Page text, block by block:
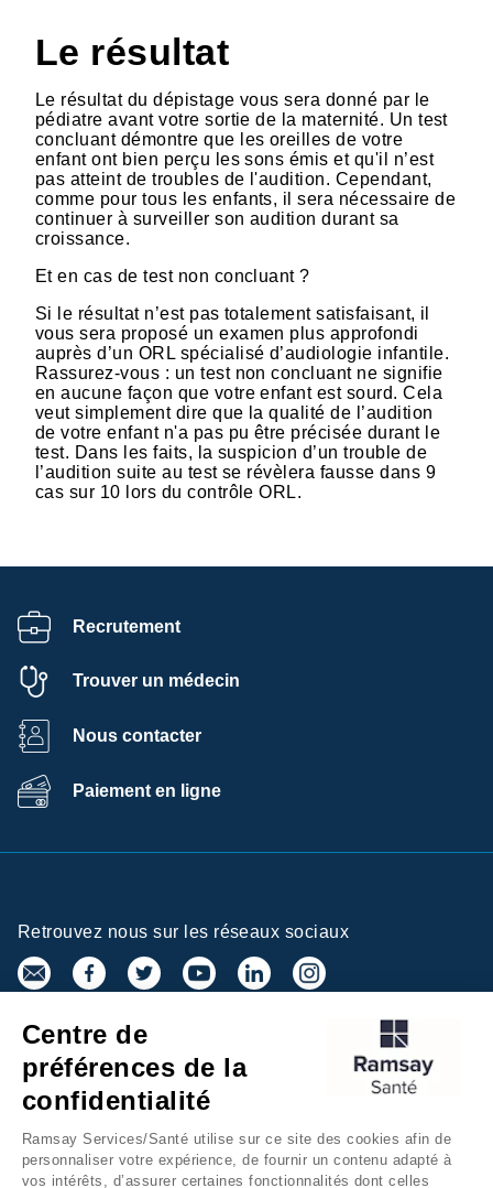
Le résultat
Le résultat du dépistage vous sera donné par le
pédiatre avant votre sortie de la maternité. Un test
concluant démontre que les oreilles de votre
enfant ont bien perçu les sons émis et qu'il n’est
pas atteint de troubles de l'audition. Cependant,
comme pour tous les enfants, il sera nécessaire de
continuer à surveiller son audition durant sa
croissance.
Et en cas de test non concluant ?
Si le résultat n’est pas totalement satisfaisant, il
vous sera proposé un examen plus approfondi
auprès d’un ORL spécialisé d’audiologie infantile.
Rassurez-vous : un test non concluant ne signifie
en aucune façon que votre enfant est sourd. Cela
veut simplement dire que la qualité de l’audition
de votre enfant n'a pas pu être précisée durant le
test. Dans les faits, la suspicion d’un trouble de
l’audition suite au test se révèlera fausse dans 9
cas sur 10 lors du contrôle ORL.
Recrutement
Trouver un médecin
Nous contacter
Paiement en ligne
Retrouvez nous sur les réseaux sociaux
Inscrivez-vous à la newsletter
Centre de
préférences de la
confidentialité
Ramsay Services/Santé utilise sur ce site des cookies afin de
personnaliser votre expérience, de fournir un contenu adapté à
vos intérêts, d’assurer certaines fonctionnalités dont celles